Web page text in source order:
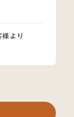
より